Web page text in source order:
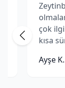
hizmetleri
Çekici çok
14.03.2025